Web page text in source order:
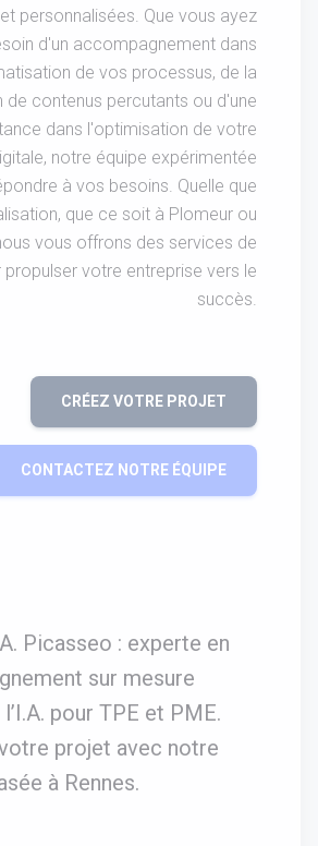
personnalisées. Que vous ayez
d'un accompagnement dans
de vos processus, de la
de contenus percutants ou d'une
dans l'optimisation de votre
notre équipe expérimentée
à vos besoins. Quelle que
que ce soit à Plomeur ou
vous offrons des services de
propulser votre entreprise vers le
succès.
CRÉEZ VOTRE PROJET
CONTACTEZ NOTRE ÉQUIPE
Picasseo : experte en
sur mesure
pour TPE et PME.
projet avec notre
à Rennes.